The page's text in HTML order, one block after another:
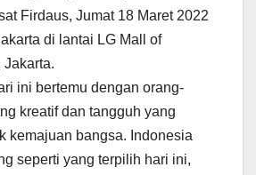
Firdaus, Jumat 18 Maret 2022
di lantai LG Mall of
Jakarta.
ini bertemu dengan orang-
kreatif dan tangguh yang
kemajuan bangsa. Indonesia
seperti yang terpilih hari ini,